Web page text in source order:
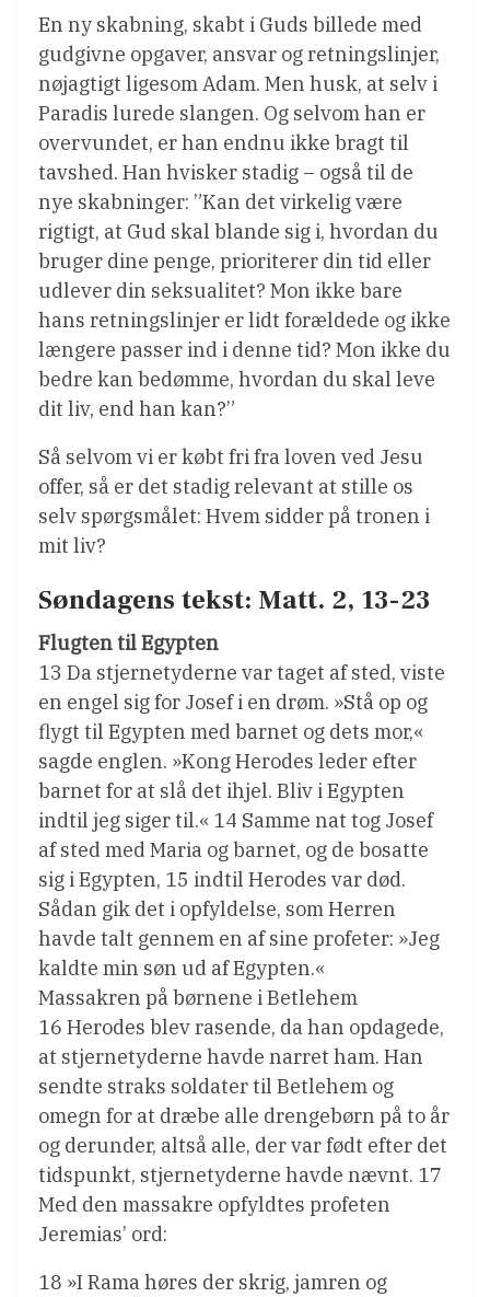
En ny skabning, skabt i Guds billede med
gudgivne opgaver, ansvar og retningslinjer,
nøjagtigt ligesom Adam. Men husk, at selv i
Paradis lurede slangen. Og selvom han er
overvundet, er han endnu ikke bragt til
tavshed. Han hvisker stadig – også til de
nye skabninger: ”Kan det virkelig være
rigtigt, at Gud skal blande sig i, hvordan du
bruger dine penge, prioriterer din tid eller
udlever din seksualitet? Mon ikke bare
hans retningslinjer er lidt forældede og ikke
længere passer ind i denne tid? Mon ikke du
bedre kan bedømme, hvordan du skal leve
dit liv, end han kan?”
Så selvom vi er købt fri fra loven ved Jesu
offer, så er det stadig relevant at stille os
selv spørgsmålet: Hvem sidder på tronen i
mit liv?
Søndagens tekst: Matt. 2, 13-23
Flugten til Egypten
13 Da stjernetyderne var taget af sted, viste
en engel sig for Josef i en drøm. »Stå op og
flygt til Egypten med barnet og dets mor,«
sagde englen. »Kong Herodes leder efter
barnet for at slå det ihjel. Bliv i Egypten
indtil jeg siger til.« 14 Samme nat tog Josef
af sted med Maria og barnet, og de bosatte
sig i Egypten, 15 indtil Herodes var død.
Sådan gik det i opfyldelse, som Herren
havde talt gennem en af sine profeter: »Jeg
kaldte min søn ud af Egypten.«
Massakren på børnene i Betlehem
16 Herodes blev rasende, da han opdagede,
at stjernetyderne havde narret ham. Han
sendte straks soldater til Betlehem og
omegn for at dræbe alle drengebørn på to år
og derunder, altså alle, der var født efter det
tidspunkt, stjernetyderne havde nævnt. 17
Med den massakre opfyldtes profeten
Jeremias’ ord:
18 »I Rama høres der skrig, jamren og